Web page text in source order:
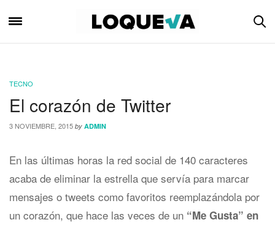
TECNO
El corazón de Twitter
3 NOVIEMBRE, 2015 by ADMIN
En las últimas horas la red social de 140 caracteres
acaba de eliminar la estrella que servía para marcar
mensajes o tweets como favoritos reemplazándola por
un corazón, que hace las veces de un “Me Gusta” en